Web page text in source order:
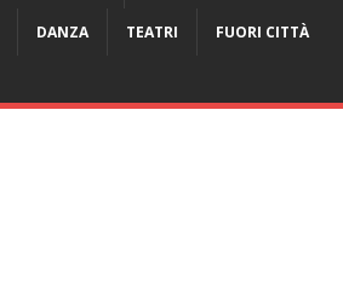
DANZA TEATRI FUORI CITTÀ